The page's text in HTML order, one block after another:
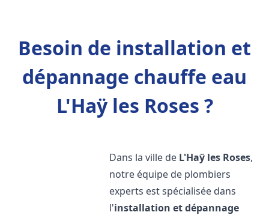
Besoin de installation et
dépannage chauffe eau
L'Haÿ les Roses ?
Dans la ville de L'Haÿ les Roses,
notre équipe de plombiers
experts est spécialisée dans
l'installation et dépannage